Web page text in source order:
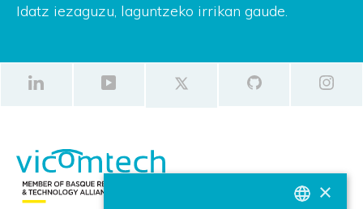
Idatz iezaguzu, laguntzeko irrikan gaude.
×